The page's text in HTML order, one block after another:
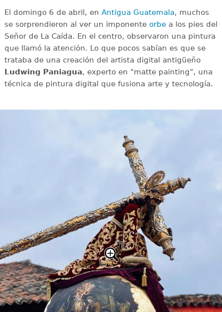
El domingo 6 de abril, en Antigua Guatemala, muchos
se sorprendieron al ver un imponente orbe a los pies del
Señor de La Caída. En el centro, observaron una pintura
que llamó la atención. Lo que pocos sabían es que se
trataba de una creación del artista digital antigüeño
Ludwing Paniagua, experto en "matte painting", una
técnica de pintura digital que fusiona arte y tecnología.